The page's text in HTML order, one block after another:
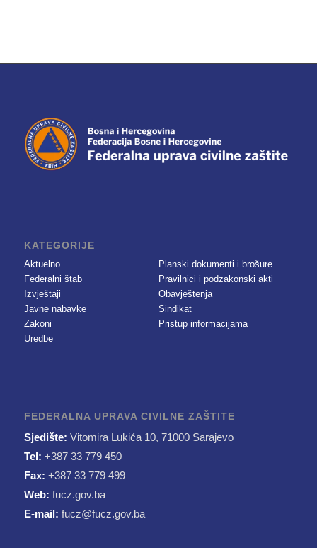
KATEGORIJE
Aktuelno
Federalni štab
Izvještaji
Javne nabavke
Zakoni
Uredbe
Planski dokumenti i brošure
Pravilnici i podzakonski akti
Obavještenja
Sindikat
Pristup informacijama
FEDERALNA UPRAVA CIVILNE ZAŠTITE
Sjedište: Vitomira Lukića 10, 71000 Sarajevo
Tel: +387 33 779 450
Fax: +387 33 779 499
Web: fucz.gov.ba
E-mail: fucz@fucz.gov.ba